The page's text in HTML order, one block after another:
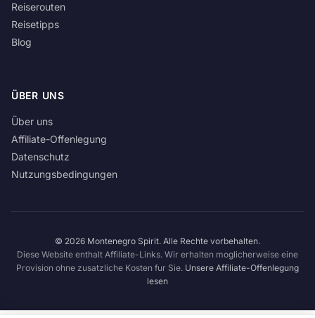
Reiserouten
Reisetipps
Blog
ÜBER UNS
Über uns
Affiliate-Offenlegung
Datenschutz
Nutzungsbedingungen
© 2026 Montenegro Spirit. Alle Rechte vorbehalten.
Diese Website enthalt Affiliate-Links. Wir erhalten moglicherweise eine
Provision ohne zusatzliche Kosten fur Sie. Unsere Affiliate-Offenlegung
lesen